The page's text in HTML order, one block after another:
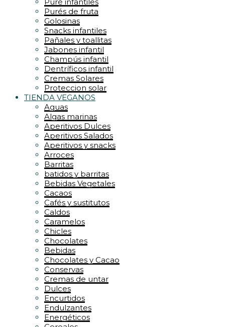
Purés de fruta
Golosinas
Snacks infantiles
Pañales y toallitas
Jabones infantil
Champús infantil
Dentríficos infantil
Cremas Solares
Proteccion solar
TIENDA VEGANOS
Aguas
Algas marinas
Aperitivos Dulces
Aperitivos Salados
Aperitivos y snacks
Arroces
Barritas
batidos y barritas
Bebidas Vegetales
Cacaos
Cafés y sustitutos
Caldos
Caramelos
Chicles
Chocolates
Bebidas
Chocolates y Cacao
Conservas
Cremas de untar
Dulces
Encurtidos
Endulzantes
Energéticos